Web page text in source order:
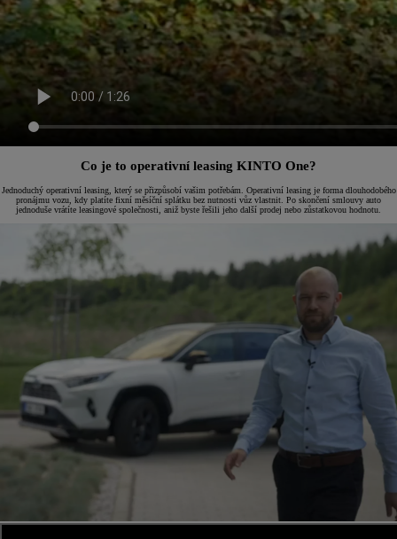
Co je to operativní leasing KINTO One?
Jednoduchý operativní leasing, který se přizpůsobí vašim potřebám. Operativní leasing je forma dlouhodobého
pronájmu vozu, kdy platíte fixní měsíční splátku bez nutnosti vůz vlastnit. Po skončení smlouvy auto
jednoduše vrátíte leasingové společnosti, aniž byste řešili jeho další prodej nebo zůstatkovou hodnotu.